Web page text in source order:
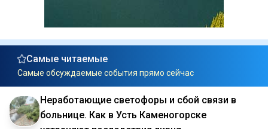
Самые читаемые
Самые обсуждаемые события прямо сейчас
Неработающие светофоры и сбой связи в
больнице. Как в Усть Каменогорске